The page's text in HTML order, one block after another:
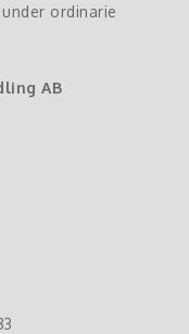
ordinarie
AB